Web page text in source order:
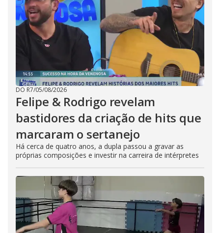
DO R7/05/08/2026
Felipe & Rodrigo revelam
bastidores da criação de hits que
marcaram o sertanejo
Há cerca de quatro anos, a dupla passou a gravar as
próprias composições e investir na carreira de intérpretes